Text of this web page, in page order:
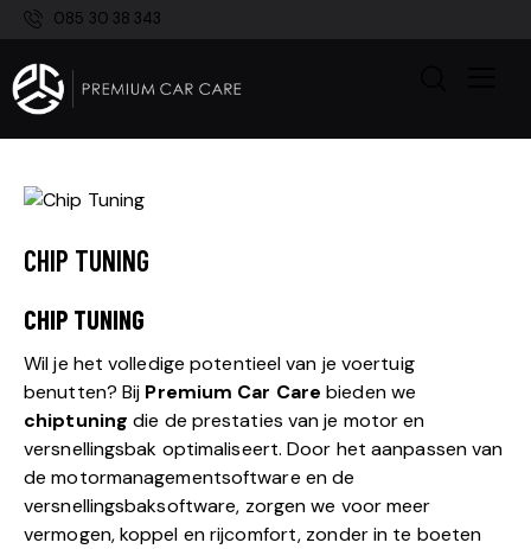
085 30 38 343
CHIP TUNING
CHIP TUNING
Wil je het volledige potentieel van je voertuig
benutten? Bij Premium Car Care bieden we
chiptuning die de prestaties van je motor en
versnellingsbak optimaliseert. Door het aanpassen van
de motormanagementsoftware en de
versnellingsbaksoftware, zorgen we voor meer
vermogen, koppel en rijcomfort, zonder in te boeten